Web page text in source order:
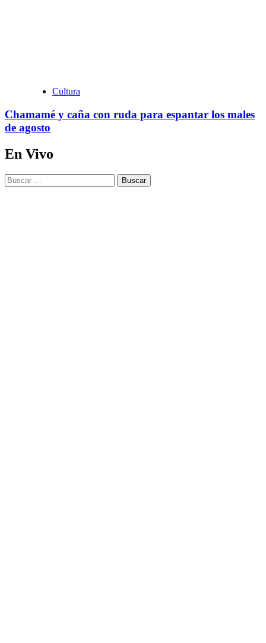
Cultura
Chamamé y caña con ruda para espantar los males
de agosto
En Vivo
Buscar: